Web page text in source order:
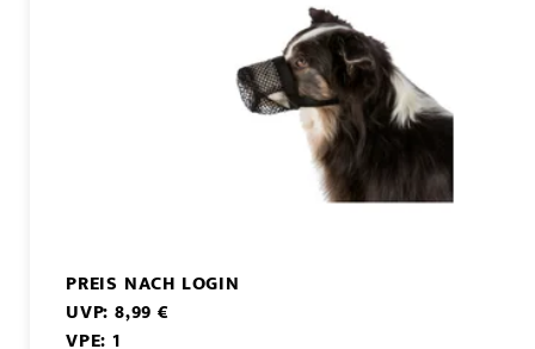
PREIS NACH LOGIN
UVP: 8,99 €
VPE: 1